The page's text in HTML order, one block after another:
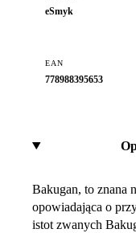
eSmyk
EAN
778988395653
Bakugan, to znana
opowiadająca o
istot zwanych